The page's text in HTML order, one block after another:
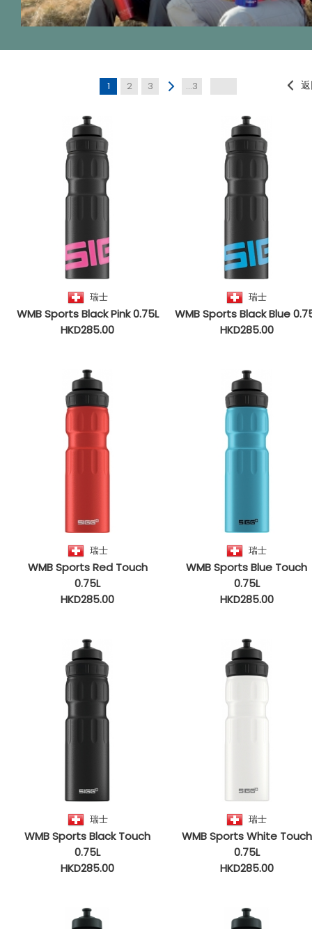
1 2 3 ...3
瑞士
WMB Sports Black Pink 0.75L
HKD285.00
瑞士
WMB Sports Black Blue
HKD285.00
瑞士
WMB Sports Red Touch
0.75L
HKD285.00
瑞士
WMB Sports Blue Touch
0.75L
HKD285.00
瑞士
WMB Sports Black Touch
0.75L
HKD285.00
瑞士
WMB Sports White Touch
0.75L
HKD285.00